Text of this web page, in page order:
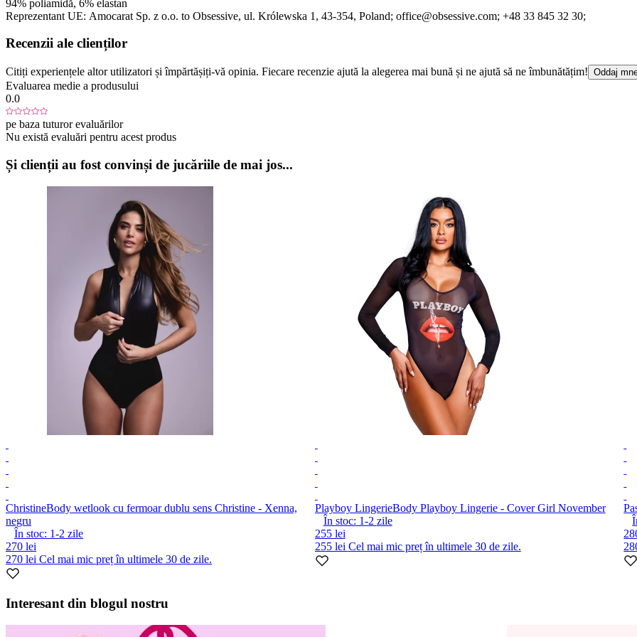
94% poliamidă, 6% elastan
Reprezentant UE: Amocarat Sp. z o.o. to Obsessive, ul. Królewska 1 , 43-354, Poland; office@obsessive.com; +48 33 845 32 30;
Recenzii ale clienților
Citiți experiențele altor utilizatori și împărtășiți-vă opinia. Fiecare recenzie ajută la alegerea mai bună și ne ajută să ne îmbunătățim! Oddaj
Evaluarea medie a produsului
0.0
pe baza tuturor evaluărilor
Nu există evaluări pentru acest produs
Și clienții au fost convinși de jucăriile de mai jos...
ChristineBody wetlook cu fermoar dublu sens Christine - Xenna,
negru
În stoc: 1-2 zile
270 lei
270 lei Cel mai mic preț în ultimele 30 de zile.
Playboy LingerieBody Playboy Lingerie - Cover Girl November
În stoc: 1-2 zile
255 lei
255 lei Cel mai mic preț în ultimele 30 de zile.
1
10
Interesant din blogul nostru